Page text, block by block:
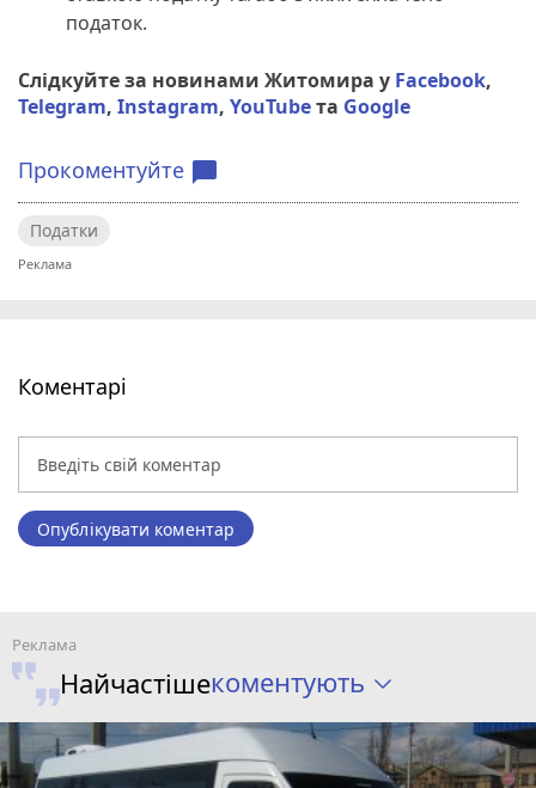
податок.
Слідкуйте за новинами Житомира у Facebook,
Telegram, Instagram, YouTubeта Google
Прокоментуйте chat_bubble
Податки
Коментарі
Опублікувати коментар
Найчастішекоментують